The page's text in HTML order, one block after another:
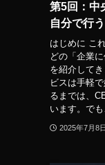
第5回：中
自分で行
はじめに こ
どの「企業
を紹介して
ビスは手軽
るまでは、
います。で
2025年7月8日